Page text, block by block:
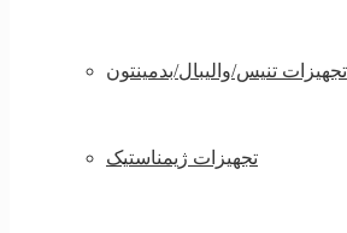
تجهیزات تنیس/والیبال/بدمینتون
تجهیزات ژیمناستیک